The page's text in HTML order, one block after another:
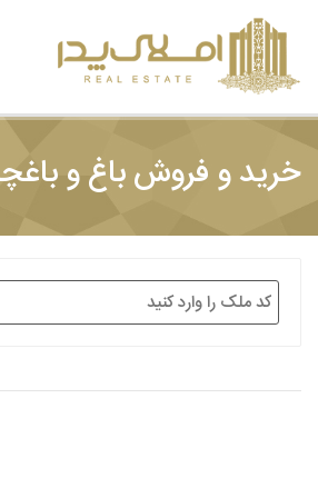
خرید و فروش باغ و